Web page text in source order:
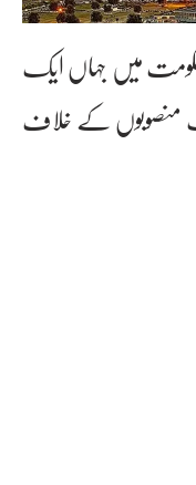
میں جہاں ایک
منصوبوں کے خلاف